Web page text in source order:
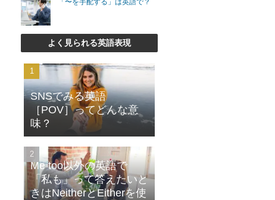
「〜を手配する」は英語で？
よく見られる英語表現
SNSでみる英語
［POV］ってどんな意
味？
Me too以外の英語で
「私も」って答えたいと
きはNeitherとEitherを使